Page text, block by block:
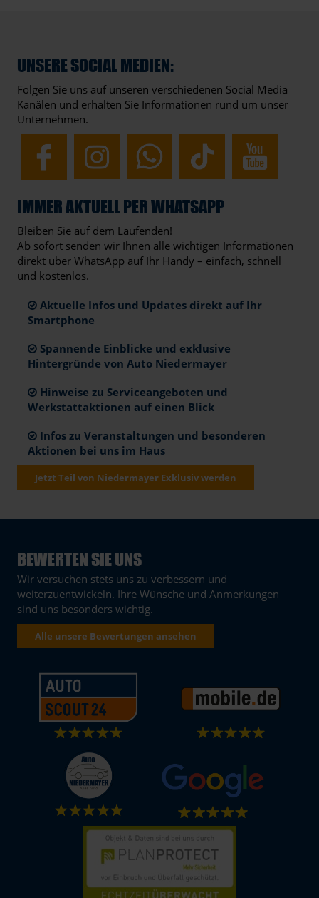
UNSERE SOCIAL MEDIEN:
Folgen Sie uns auf unseren verschiedenen Social Media
Kanälen und erhalten Sie Informationen rund um unser
Unternehmen.
IMMER AKTUELL PER WHATSAPP
Bleiben Sie auf dem Laufenden!
Ab sofort senden wir Ihnen alle wichtigen Informationen
direkt über WhatsApp auf Ihr Handy – einfach, schnell
und kostenlos.
Aktuelle Infos und Updates direkt auf Ihr
Smartphone
Spannende Einblicke und exklusive
Hintergründe von Auto Niedermayer
Hinweise zu Serviceangeboten und
Werkstattaktionen auf einen Blick
Infos zu Veranstaltungen und besonderen
Aktionen bei uns im Haus
Jetzt Teil von Niedermayer Exklusiv werden
BEWERTEN SIE UNS
Wir versuchen stets uns zu verbessern und
weiterzuentwickeln. Ihre Wünsche und Anmerkungen
sind uns besonders wichtig.
Alle unsere Bewertungen ansehen